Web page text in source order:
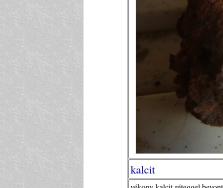
kalcit